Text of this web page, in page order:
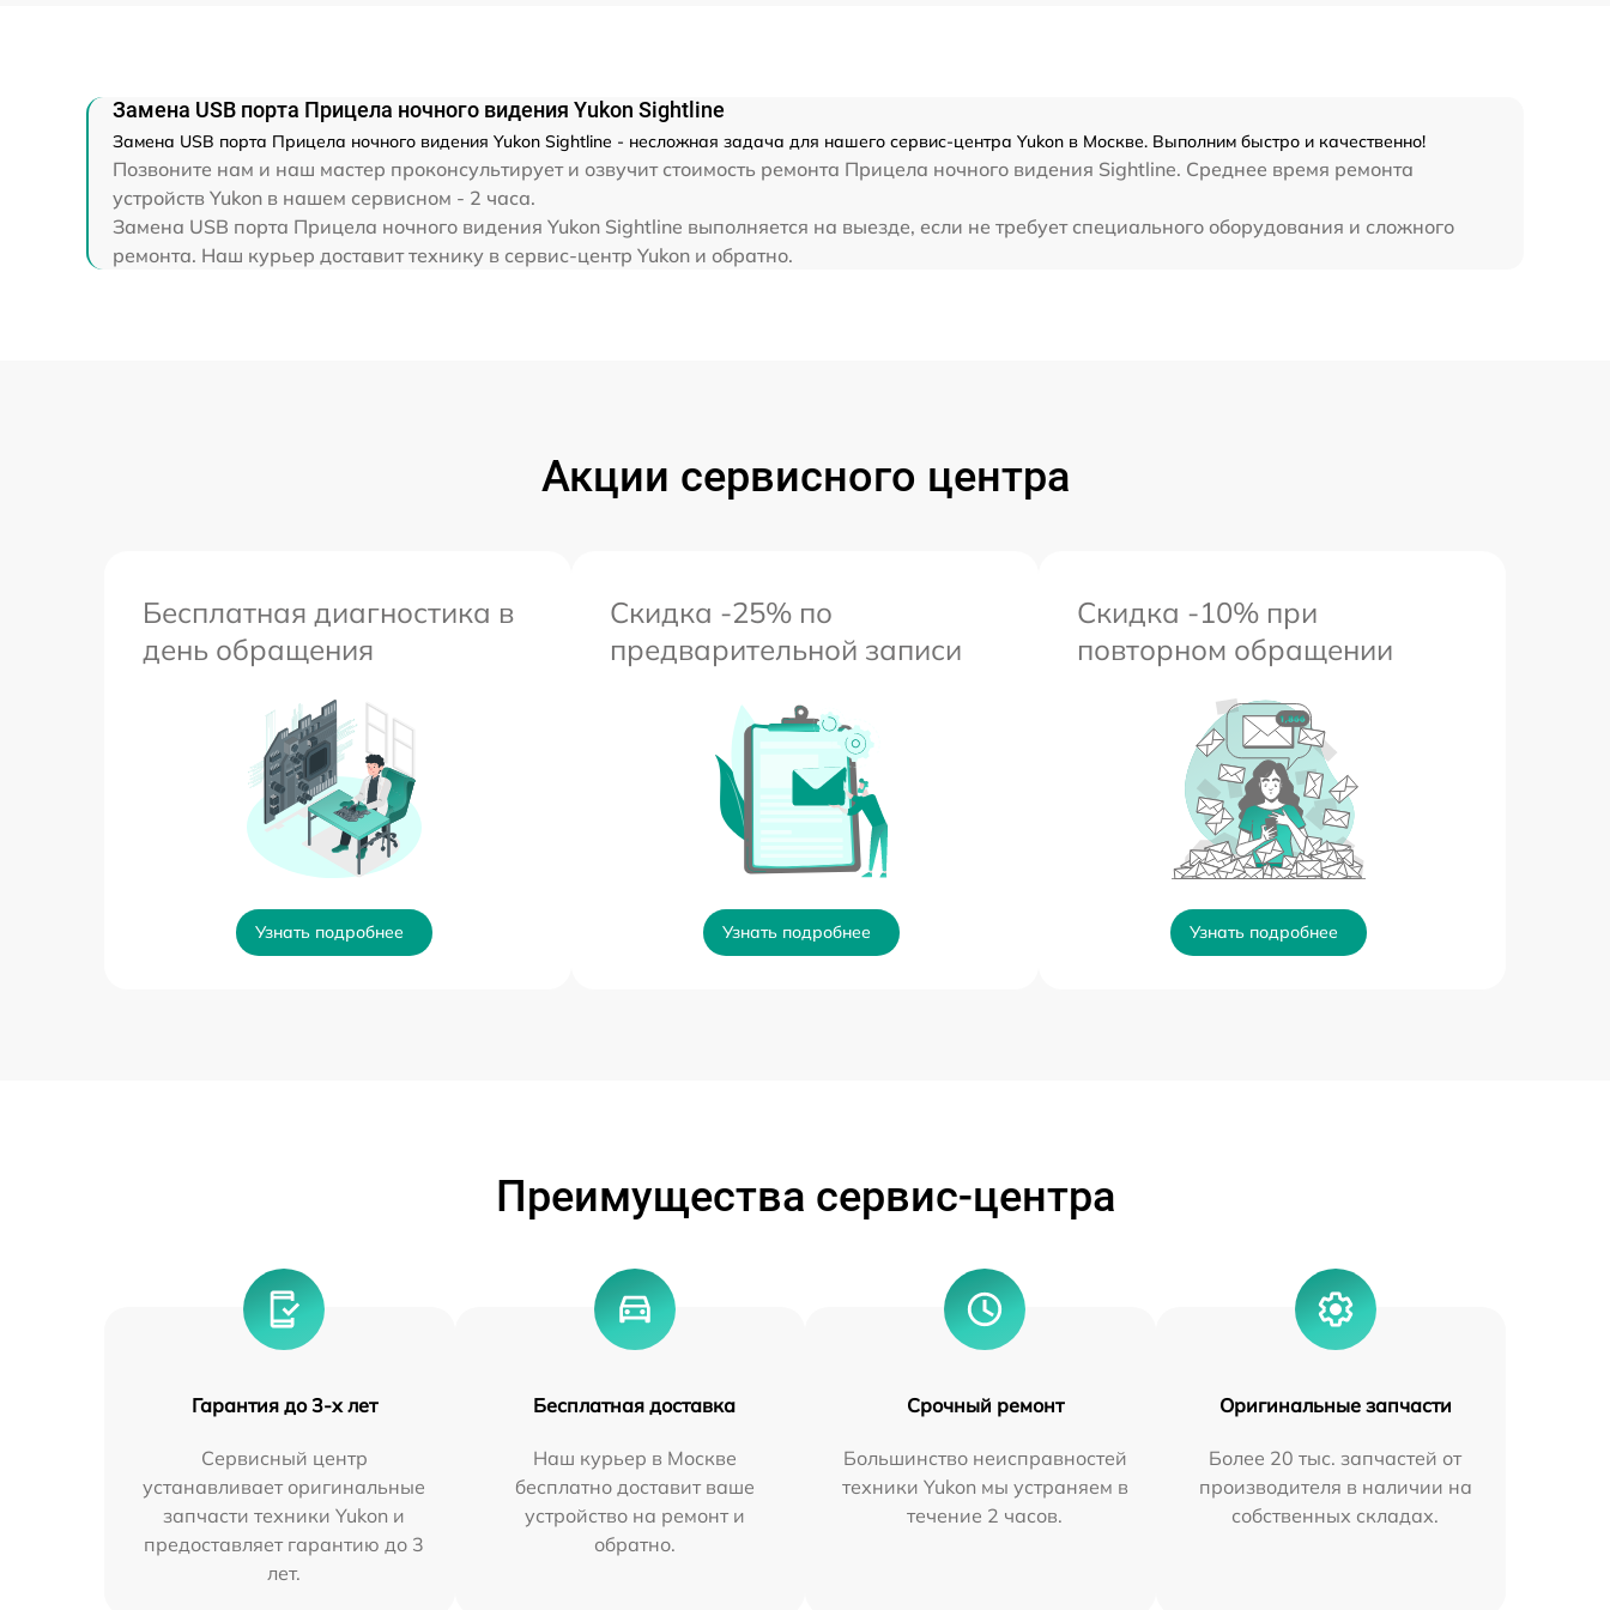
Замена USB порта Прицела ночного видения Yukon Sightline
Замена USB порта Прицела ночного видения Yukon Sightline - несложная задача для нашего сервис-центра Yukon в Москве. Выполним быстро и качественно!
Позвоните нам и наш мастер проконсультирует и озвучит стоимость ремонта Прицела ночного видения Sightline. Среднее время ремонта
устройств Yukon в нашем сервисном - 2 часа.
Замена USB порта Прицела ночного видения Yukon Sightline выполняется на выезде, если не требует специального оборудования и сложного
ремонта. Наш курьер доставит технику в сервис-центр Yukon и обратно.
Акции сервисного центра
Бесплатная диагностика в
день обращения
Узнать подробнее
Скидка -25% по
предварительной записи
Узнать подробнее
Скидка -10% при
повторном обращении
Узнать подробнее
Преимущества сервис-центра
Гарантия до 3-х лет
Сервисный центр
устанавливает оригинальные
запчасти техники Yukon и
предоставляет гарантию до 3
лет.
Бесплатная доставка
Наш курьер в Москве
бесплатно доставит ваше
устройство на ремонт и
обратно.
Срочный ремонт
Большинство неисправностей
техники Yukon мы устраняем в
течение 2 часов.
Оригинальные запчасти
Более 20 тыс. запчастей от
производителя в наличии на
собственных складах.